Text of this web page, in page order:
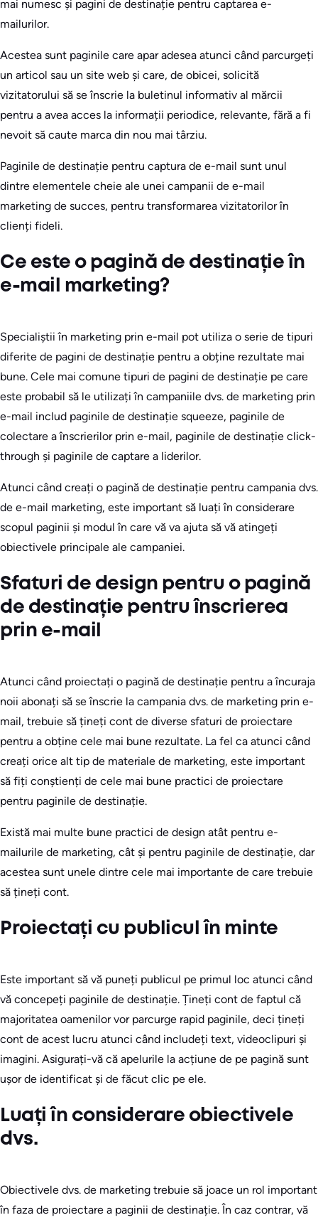
mai numesc și pagini de destinație pentru captarea e-
mailurilor.
Acestea sunt paginile care apar adesea atunci când parcurgeți
un articol sau un site web și care, de obicei, solicită
vizitatorului să se înscrie la buletinul informativ al mărcii
pentru a avea acces la informații periodice, relevante, fără a fi
nevoit să caute marca din nou mai târziu.
Paginile de destinație pentru captura de e-mail sunt unul
dintre elementele cheie ale unei campanii de e-mail
marketing de succes, pentru transformarea vizitatorilor în
clienți fideli.
Ce este o pagină de destinație în
e-mail marketing?
Specialiștii în marketing prin e-mail pot utiliza o serie de tipuri
diferite de pagini de destinație pentru a obține rezultate mai
bune. Cele mai comune tipuri de pagini de destinație pe care
este probabil să le utilizați în campaniile dvs. de marketing prin
e-mail includ paginile de destinație squeeze, paginile de
colectare a înscrierilor prin e-mail, paginile de destinație click-
through și paginile de captare a liderilor.
Atunci când creați o pagină de destinație pentru campania dvs.
de e-mail marketing, este important să luați în considerare
scopul paginii și modul în care vă va ajuta să vă atingeți
obiectivele principale ale campaniei.
Sfaturi de design pentru o pagină
de destinație pentru înscrierea
prin e-mail
Atunci când proiectați o pagină de destinație pentru a încuraja
noii abonați să se înscrie la campania dvs. de marketing prin e-
mail, trebuie să țineți cont de diverse sfaturi de proiectare
pentru a obține cele mai bune rezultate. La fel ca atunci când
creați orice alt tip de materiale de marketing, este important
să fiți conștienți de cele mai bune practici de proiectare
pentru paginile de destinație.
Există mai multe bune practici de design atât pentru e-
mailurile de marketing, cât și pentru paginile de destinație, dar
acestea sunt unele dintre cele mai importante de care trebuie
să țineți cont.
Proiectați cu publicul în minte
Este important să vă puneți publicul pe primul loc atunci când
vă concepeți paginile de destinație. Țineți cont de faptul că
majoritatea oamenilor vor parcurge rapid paginile, deci țineți
cont de acest lucru atunci când includeți text, videoclipuri și
imagini. Asigurați-vă că apelurile la acțiune de pe pagină sunt
ușor de identificat și de făcut clic pe ele.
Luați în considerare obiectivele
dvs.
Obiectivele dvs. de marketing trebuie să joace un rol important
în faza de proiectare a paginii de destinație. În caz contrar, vă